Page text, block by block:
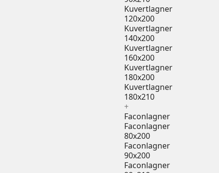
Kuvertlagner
120x200
Kuvertlagner
140x200
Kuvertlagner
160x200
Kuvertlagner
180x200
Kuvertlagner
180x210
+
Faconlagner
Faconlagner
80x200
Faconlagner
90x200
Faconlagner